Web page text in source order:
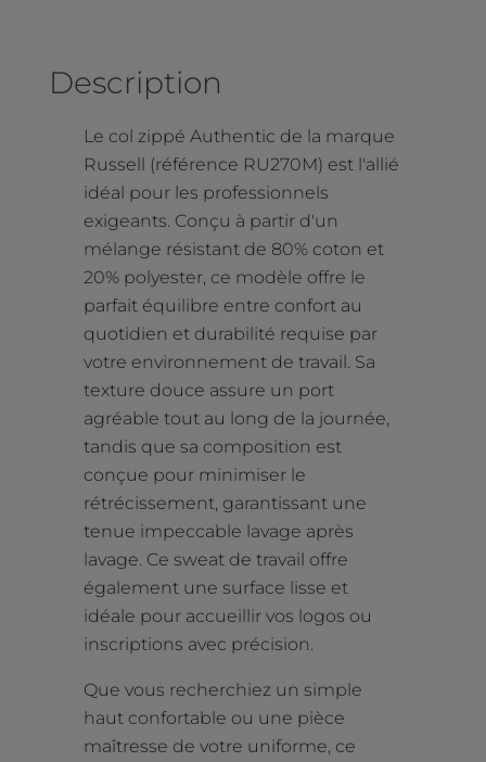
Description
Le col zippé Authentic de la marque
Russell (référence RU270M) est l'allié
idéal pour les professionnels
exigeants. Conçu à partir d'un
mélange résistant de 80% coton et
20% polyester, ce modèle offre le
parfait équilibre entre confort au
quotidien et durabilité requise par
votre environnement de travail. Sa
texture douce assure un port
agréable tout au long de la journée,
tandis que sa composition est
conçue pour minimiser le
rétrécissement, garantissant une
tenue impeccable lavage après
lavage. Ce sweat de travail offre
également une surface lisse et
idéale pour accueillir vos logos ou
inscriptions avec précision.
Que vous recherchiez un simple
haut confortable ou une pièce
maîtresse de votre uniforme, ce